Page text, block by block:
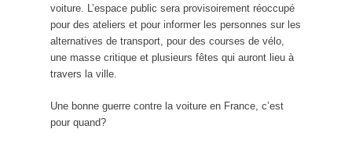
voiture. L’espace public sera provisoirement réoccupé
pour des ateliers et pour informer les personnes sur les
alternatives de transport, pour des courses de vélo,
une masse critique et plusieurs fêtes qui auront lieu à
travers la ville.
Une bonne guerre contre la voiture en France, c’est
pour quand?